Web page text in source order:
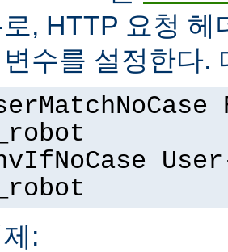
, HTTP 요청
수를 설정한다.
: